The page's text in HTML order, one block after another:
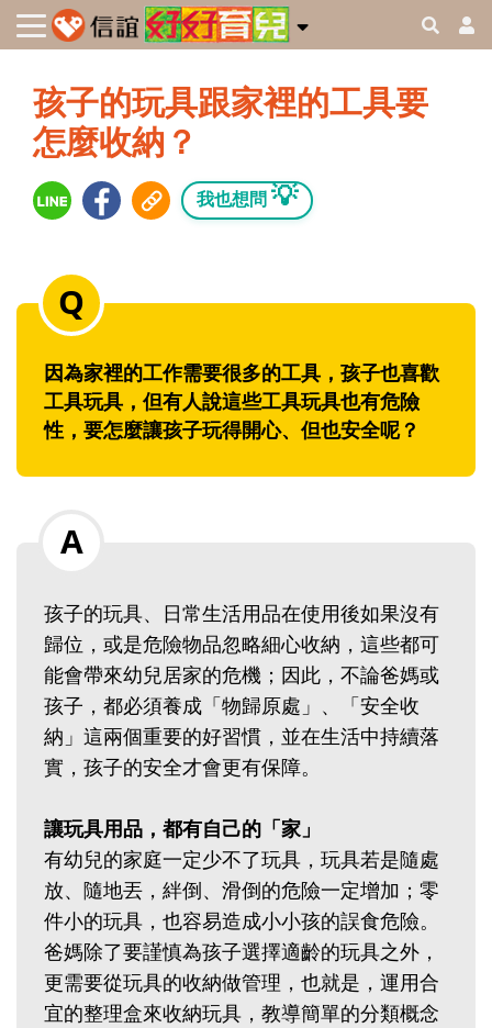
孩子的玩具跟家裡的工具要
怎麼收納？
我也想問 💡
因為家裡的工作需要很多的工具，孩子也喜歡
工具玩具，但有人說這些工具玩具也有危險
性，要怎麼讓孩子玩得開心、但也安全呢？
孩子的玩具、日常生活用品在使用後如果沒有
歸位，或是危險物品忽略細心收納，這些都可
能會帶來幼兒居家的危機；因此，不論爸媽或
孩子，都必須養成「物歸原處」、「安全收
納」這兩個重要的好習慣，並在生活中持續落
實，孩子的安全才會更有保障。
讓玩具用品，都有自己的「家」
有幼兒的家庭一定少不了玩具，玩具若是隨處
放、隨地丟，絆倒、滑倒的危險一定增加；零
件小的玩具，也容易造成小小孩的誤食危險。
爸媽除了要謹慎為孩子選擇適齡的玩具之外，
更需要從玩具的收納做管理，也就是，運用合
宜的整理盒來收納玩具，教導簡單的分類概念